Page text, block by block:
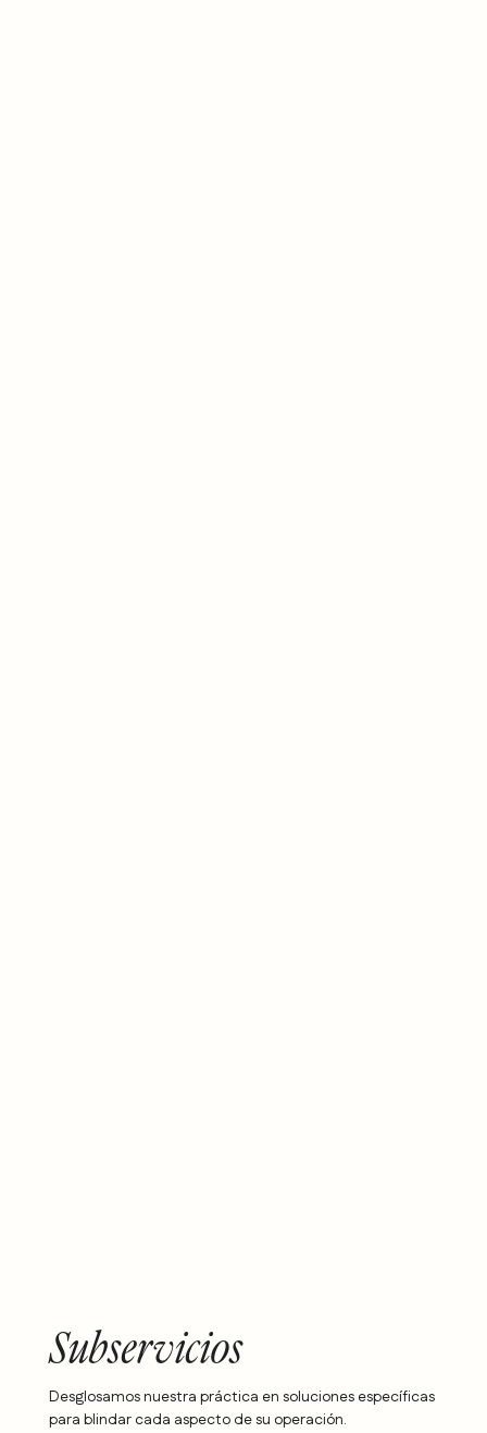
Subservicios
Desglosamos nuestra práctica en soluciones específicas
para blindar cada aspecto de su operación.